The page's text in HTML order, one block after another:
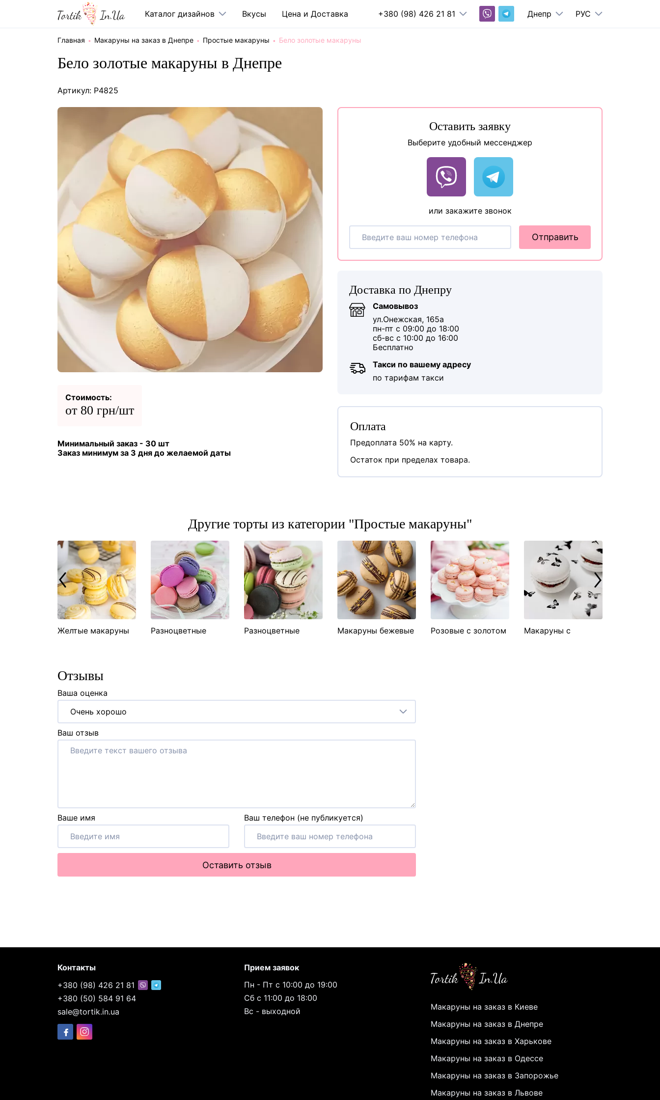
Каталог дизайнов Вкусы Цена и Доставка +380 (98) 426 21 81 Днепр РУС
Главная Макаруны на заказ в Днепре Простые макаруны Бело золотые макаруны
Бело золотые макаруны в Днепре
Артикул: P4825
Стоимость:
от 80 грн/шт
Минимальный заказ - 30 шт
Заказ минимум за 3 дня до желаемой даты
Оставить заявку
Выберите удобный мессенджер
или закажите звонок
Отправить
Доставка по Днепру
Самовывоз
ул.Онежская, 165а
пн-пт с 09:00 до 18:00
сб-вс с 10:00 до 16:00
Бесплатно
Такси по вашему адресу
по тарифам такси
Оплата
Предоплата 50% на карту.
Остаток при пределах товара.
Другие торты из категории "Простые макаруны"
Желтые макаруны
Разноцветные
Разноцветные
Макаруны бежевые
Розовые с золотом
Макаруны с
Отзывы
Ваша оценка
Очень хорошо
Ваш отзыв
Ваше имя Ваш телефон (не публикуется)
Оставить отзыв
Контакты
+380 (98) 426 21 81
+380 (50) 584 91 64
sale@tortik.in.ua
Прием заявок
Пн - Пт с 10:00 до 19:00
Сб с 11:00 до 18:00
Вс - выходной
Макаруны на заказ в Киеве
Макаруны на заказ в Днепре
Макаруны на заказ в Харькове
Макаруны на заказ в Одессе
Макаруны на заказ в Запорожье
Макаруны на заказ в Львове